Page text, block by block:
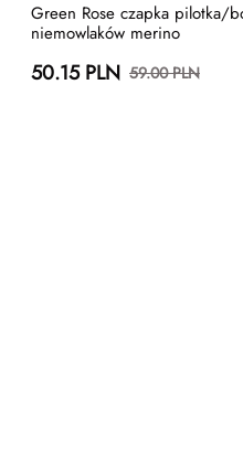
Green Rose czapka pilotka/
niemowlaków merino
50.15 PLN 59.00 PLN